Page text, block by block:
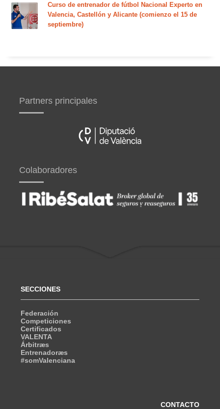
Curso de entrenador de fútbol Nacional Experto en
Valencia, Castellón y Alicante (comienzo el 15 de
septiembre)
Partners principales
Colaboradores
SECCIONES
Federación
Competiciones
Certificados
VALENTA
Árbitræs
Entrenadoræs
#somValenciana
CONTACTO